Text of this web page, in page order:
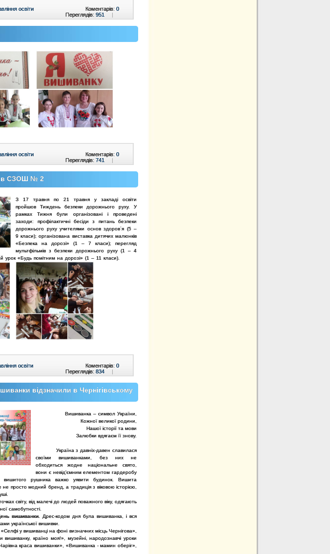
освіти Коментарів: 0
Переглядів: 951
освіти Коментарів: 0
Переглядів: 741
в СЗОШ № 2
З 17 травня по 21 травня у закладі освіти
пройшов Тиждень безпеки дорожнього руху. У
рамках Тижня були організовані і проведені
заходи: профілактичні бесіди з питань безпеки
дорожнього руху учителями основ здоровʾя (5 –
9 класи);організована виставка дитячих малюнків
«Безпека на дорозі» (1 – 7 класи); перегляд
мультфільмів з безпеки дорожнього руху (1 – 4
урок «Будь помітним на дорозі» (1 – 11 класи).
освіти Коментарів: 0
Переглядів: 834
відзначили в Чернігівському
Вишиванка – символ України,
Кожної великої родини,
Нашої історії та мови
Залюбки вдягаєм її знову.
Україна з давніх-давен славилася
своїми вишиванками, без них не
обходиться жодне національне свято,
вони є невід'ємним елементом гардеробу
рушника важко уявити будинок. Вишита
просто модний бренд, а традиція з віковою історією,
світу, від малечі до людей поважного віку, одягають
самобутності.
вишиванки. Дрес-кодом дня була вишиванка, і вся
української вишивки.
у вишиванці на фоні визначних місць Чернігова»,
країно моя!», музейні, народознавчі уроки
краса вишиванки», «Вишиванка - мамин оберіг»,